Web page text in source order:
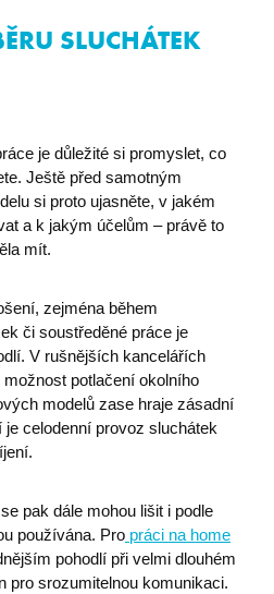
SLUCHÁTEK
je důležité si promyslet, co
Ještě před samotným
si proto ujasněte, v jakém
a k jakým účelům – právě to
mít.
zejména během
či soustředěné práce je
V rušnějších kancelářích
potlačení okolního
modelů zase hraje zásadní
je celodenní provoz sluchátek
pak dále mohou lišit i podle
používána. Pro práci na home
pohodlí při velmi dlouhém
pro srozumitelnou komunikaci.